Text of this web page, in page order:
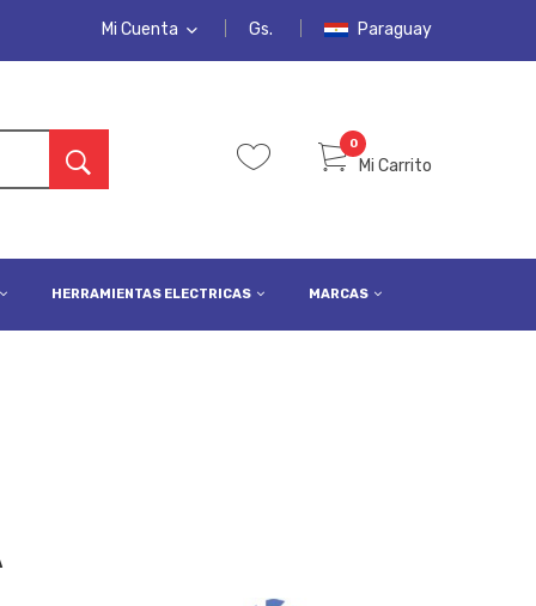
Mi Cuenta
LISTA DE DESEOS
REGISTRARSE
Gs. Paraguay
Mi Carrito
0
HERRAMIENTAS ELECTRICAS MARCAS